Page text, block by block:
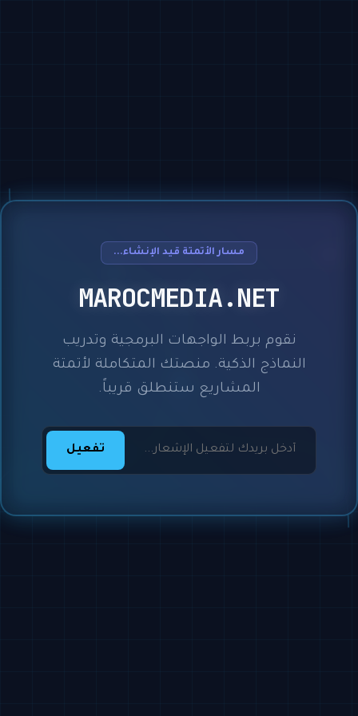
مسار الأتمتة قيد الإنشاء...
MAROCMEDIA.NET
نقوم بربط الواجهات البرمجية وتدريب
النماذج الذكية. منصتك المتكاملة لأتمتة
المشاريع ستنطلق قريباً.
تفعيل